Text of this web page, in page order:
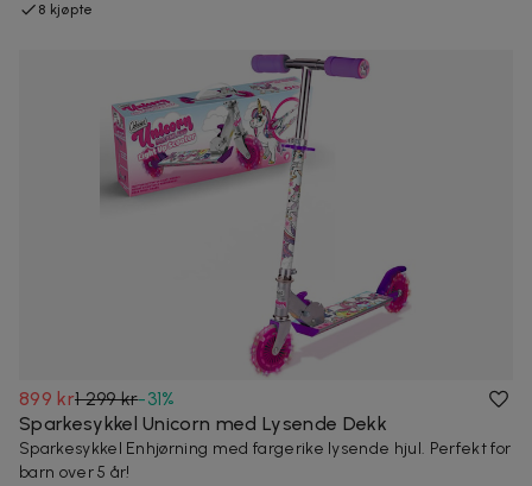
8 kjøpte
899 kr1 299 kr-31%
Sparkesykkel Unicorn med Lysende Dekk
Sparkesykkel Enhjørning med fargerike lysende hjul. Perfekt for
barn over 5 år!